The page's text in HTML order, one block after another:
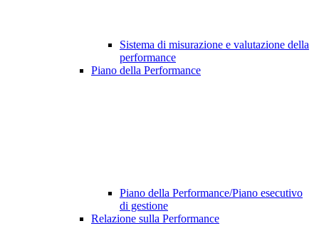
Sistema di misurazione e valutazione della
performance
Piano della Performance
Piano della Performance/Piano esecutivo
di gestione
Relazione sulla Performance